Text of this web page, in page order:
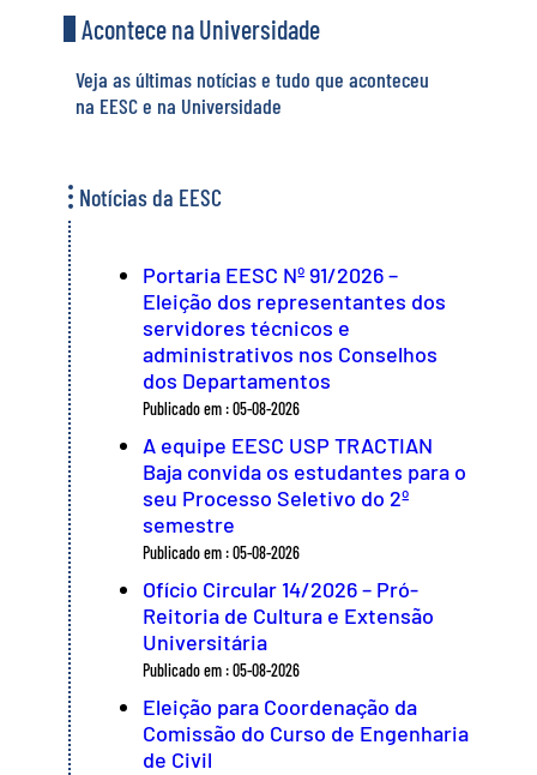
Acontece na Universidade
Veja as últimas notícias e tudo que aconteceu
na EESC e na Universidade
Notícias da EESC
Portaria EESC Nº 91/2026 –
Eleição dos representantes dos
servidores técnicos e
administrativos nos Conselhos
dos Departamentos
Publicado em : 05-08-2026
A equipe EESC USP TRACTIAN
Baja convida os estudantes para o
seu Processo Seletivo do 2º
semestre
Publicado em : 05-08-2026
Ofício Circular 14/2026 – Pró-
Reitoria de Cultura e Extensão
Universitária
Publicado em : 05-08-2026
Eleição para Coordenação da
Comissão do Curso de Engenharia
de Civil